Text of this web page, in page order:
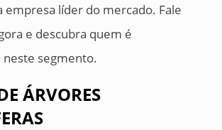
empresa líder do mercado. Fale
e descubra quem é
segmento.
ÁRVORES